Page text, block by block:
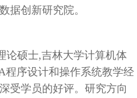
据创新研究院。
论硕士,吉林大学计算机体
程序设计和操作系统教学经
受学员的好评。研究方向